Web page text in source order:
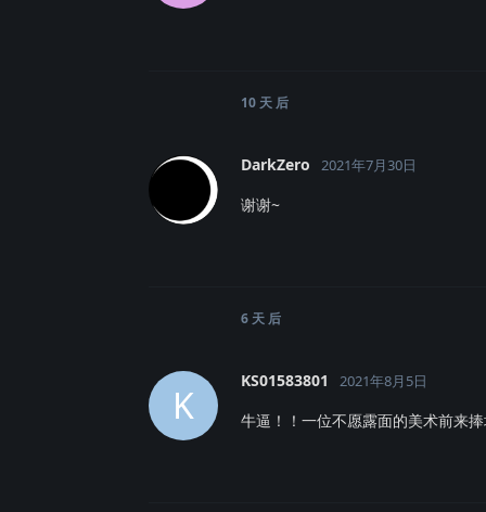
10 天 后
DarkZero 2021年7月30日
谢谢~
6 天 后
K
KS01583801 2021年8月5日
牛逼！！一位不愿露面的美术前来